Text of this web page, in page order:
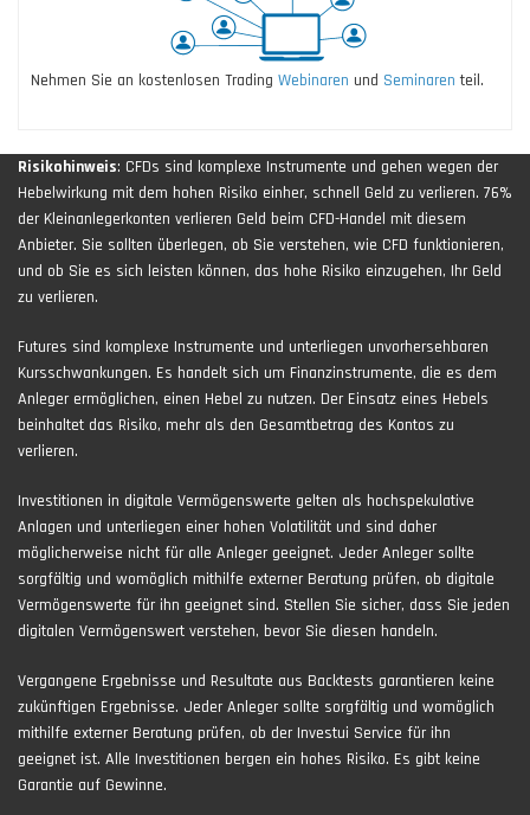
Nehmen Sie an kostenlosen Trading Webinaren und Seminaren teil.
Risikohinweis: CFDs sind komplexe Instrumente und gehen wegen der
Hebelwirkung mit dem hohen Risiko einher, schnell Geld zu verlieren. 76%
der Kleinanlegerkonten verlieren Geld beim CFD-Handel mit diesem
Anbieter. Sie sollten überlegen, ob Sie verstehen, wie CFD funktionieren,
und ob Sie es sich leisten können, das hohe Risiko einzugehen, Ihr Geld
zu verlieren.
Futures sind komplexe Instrumente und unterliegen unvorhersehbaren
Kursschwankungen. Es handelt sich um Finanzinstrumente, die es dem
Anleger ermöglichen, einen Hebel zu nutzen. Der Einsatz eines Hebels
beinhaltet das Risiko, mehr als den Gesamtbetrag des Kontos zu
verlieren.
Investitionen in digitale Vermögenswerte gelten als hochspekulative
Anlagen und unterliegen einer hohen Volatilität und sind daher
möglicherweise nicht für alle Anleger geeignet. Jeder Anleger sollte
sorgfältig und womöglich mithilfe externer Beratung prüfen, ob digitale
Vermögenswerte für ihn geeignet sind. Stellen Sie sicher, dass Sie jeden
digitalen Vermögenswert verstehen, bevor Sie diesen handeln.
Vergangene Ergebnisse und Resultate aus Backtests garantieren keine
zukünftigen Ergebnisse. Jeder Anleger sollte sorgfältig und womöglich
mithilfe externer Beratung prüfen, ob der Investui Service für ihn
geeignet ist. Alle Investitionen bergen ein hohes Risiko. Es gibt keine
Garantie auf Gewinne.